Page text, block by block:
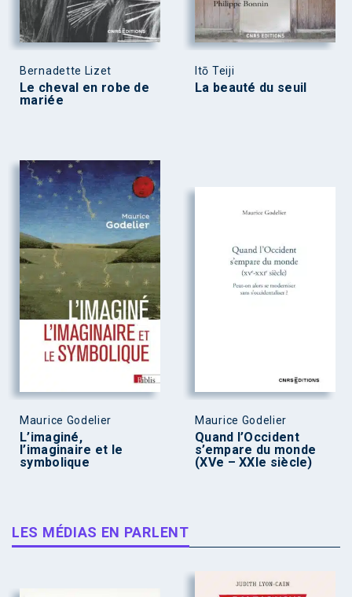
Bernadette Lizet
Le cheval en robe de
mariée
Itō Teiji
La beauté du seuil
Maurice Godelier
L’imaginé,
l’imaginaire et le
symbolique
Maurice Godelier
Quand l’Occident
s’empare du monde
(XVe – XXIe siècle)
LES MÉDIAS EN PARLENT